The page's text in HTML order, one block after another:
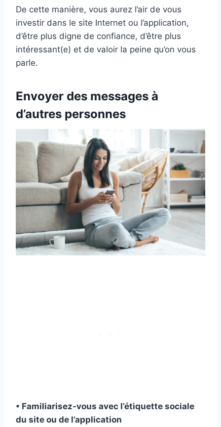
De cette manière, vous aurez l’air de vous
investir dans le site Internet ou l’application,
d’être plus digne de confiance, d’être plus
intéressant(e) et de valoir la peine qu’on vous
parle.
Envoyer des messages à
d’autres personnes
• Familiarisez-vous avec l’étiquette sociale
du site ou de l’application